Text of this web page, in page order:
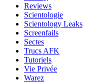
Reviews
Scientologie
Scientology Leaks
Screenfails
Sectes
Trucs AFK
Tutoriels
Vie Privée
Warez